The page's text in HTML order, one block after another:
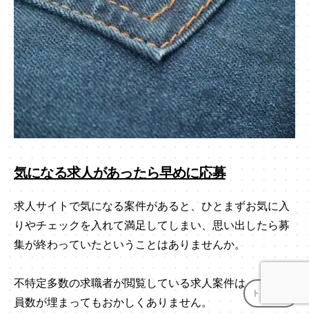
気になる求人があったら早めに応募
求人サイトで気になる案件があると、ひとまずお気に入
りやチェックを入れて満足してしまい、思い出したら募
集が終わっていたということはありませんか。
不特定多数の求職者が閲覧している求人案件は、いつ定
員数が埋まってもおかしくありません。
トップへ